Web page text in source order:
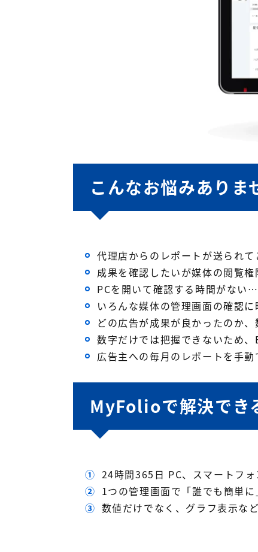
こんなお悩みありま
代理店からのレポートが送られ
成果を確認したいが媒体の閲覧
PCを開いて確認する時間がない…
いろんな媒体の管理画面の確認
どの広告が成果が良かったのか
数字だけでは把握できないため
広告主への毎月のレポートを手
MyFolioで解決でき
① 24時間365日 PC、スマートフ
② 1つの管理画面で「誰でも簡単
③ 数値だけでなく、グラフ表示な